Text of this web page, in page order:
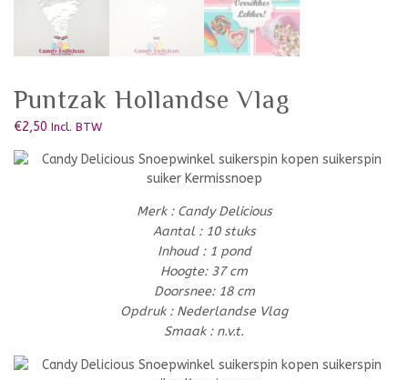
Puntzak Hollandse Vlag
€2,50 Incl. BTW
Merk : Candy Delicious
Aantal : 10 stuks
Inhoud : 1 pond
Hoogte: 37 cm
Doorsnee: 18 cm
Opdruk : Nederlandse Vlag
Smaak : n.v.t.